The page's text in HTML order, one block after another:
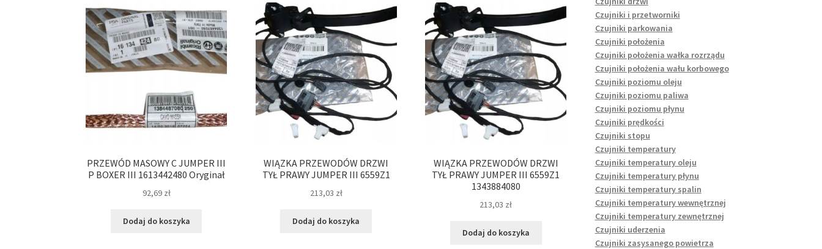
PRZEWÓD MASOWY C JUMPER III
P BOXER III 1613442480 Oryginał
92,69 zł
Dodaj do koszyka
WIĄZKA PRZEWODÓW DRZWI
TYŁ PRAWY JUMPER III 6559Z1
213,03 zł
Dodaj do koszyka
WIĄZKA PRZEWODÓW DRZWI
TYŁ PRAWY JUMPER III 6559Z1
1343884080
213,03 zł
Dodaj do koszyka
Czujniki i przetworniki
Czujniki parkowania
Czujniki położenia
Czujniki położenia wałka rozrządu
Czujniki położenia wału korbowego
Czujniki poziomu oleju
Czujniki poziomu paliwa
Czujniki poziomu płynu
Czujniki prędkości
Czujniki stopu
Czujniki temperatury
Czujniki temperatury oleju
Czujniki temperatury płynu
Czujniki temperatury spalin
Czujniki temperatury wewnętrznej
Czujniki temperatury zewnętrznej
Czujniki uderzenia
Czujniki zasysanego powietrza